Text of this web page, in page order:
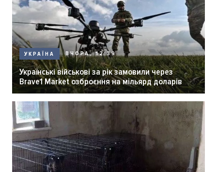
УКРАЇНА ВЧОРА, 12:39
Українські військові за рік замовили через
Brave1 Market озброєння на мільярд доларів